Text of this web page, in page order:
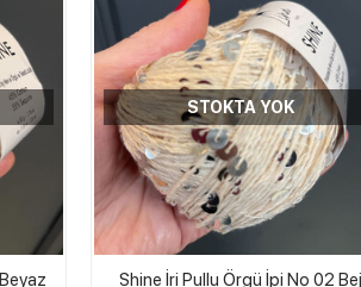
STOKTA YOK
Shine İri Pullu Örgü İpi No 02 Bej